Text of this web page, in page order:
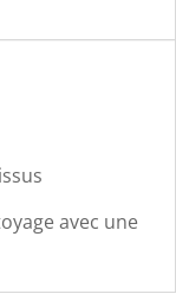
avec une